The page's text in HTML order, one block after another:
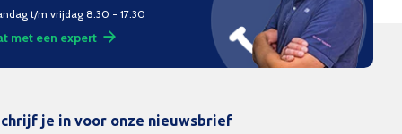
t/m vrijdag 8.30 - 17:30
met een expert
je in voor onze nieuwsbrief